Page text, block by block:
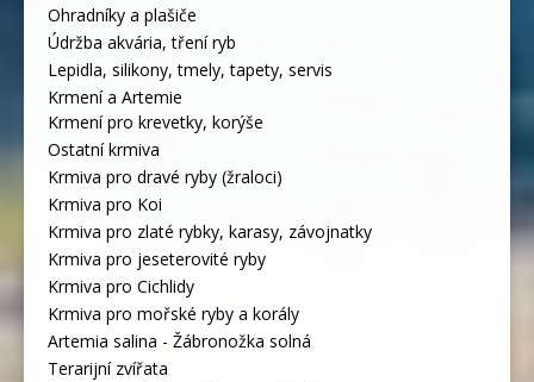
Ohradníky a plašiče
Údržba akvária, tření ryb
Lepidla, silikony, tmely, tapety, servis
Krmení a Artemie
Krmení pro krevetky, korýše
Ostatní krmiva
Krmiva pro dravé ryby (žraloci)
Krmiva pro Koi
Krmiva pro zlaté rybky, karasy, závojnatky
Krmiva pro jeseterovité ryby
Krmiva pro Cichlidy
Krmiva pro mořské ryby a korály
Artemia salina - Žábronožka solná
Terarijní zvířata